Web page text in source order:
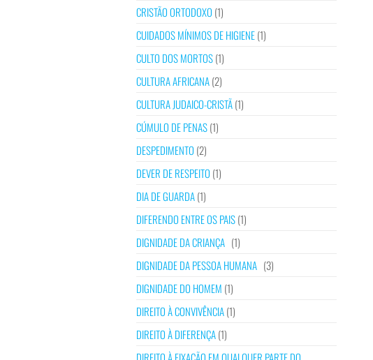
CRISTÃO ORTODOXO (1)
CUIDADOS MÍNIMOS DE HIGIENE(1)
CULTO DOS MORTOS(1)
CULTURA AFRICANA(2)
CULTURA JUDAICO-CRISTÃ(1)
CÚMULO DE PENAS(1)
DESPEDIMENTO (2)
DEVER DE RESPEITO (1)
DIA DE GUARDA(1)
DIFERENDO ENTRE OS PAIS(1)
DIGNIDADE DA CRIANÇA (1)
DIGNIDADE DA PESSOA HUMANA (3)
DIGNIDADE DO HOMEM (1)
DIREITO À CONVIVÊNCIA(1)
DIREITO À DIFERENÇA(1)